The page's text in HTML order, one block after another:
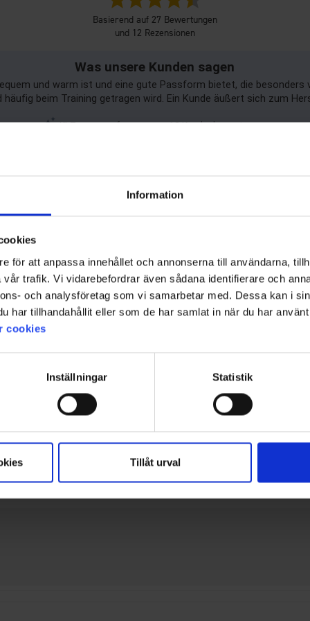
Information
för att anpassa innehållet och annonserna till användarna,
trafik. Vi vidarebefordrar även sådana identifierare och
och analysföretag som vi samarbetar med. Dessa kan i
har tillhandahållit eller som de har samlat in när du har
cookies
Inställningar Statistik
Tillåt urval
von
Basierend auf 27 Bewertungen
und 12 Rezensionen
Was unsere Kunden sagen
und warm ist und eine gute Passform bietet, die
beim Training getragen wird. Ein Kunde äußert sich zum
KI-Zusammenfassung von 12 Kundenbewertungen
Bilder
und schnelle Lieferung.